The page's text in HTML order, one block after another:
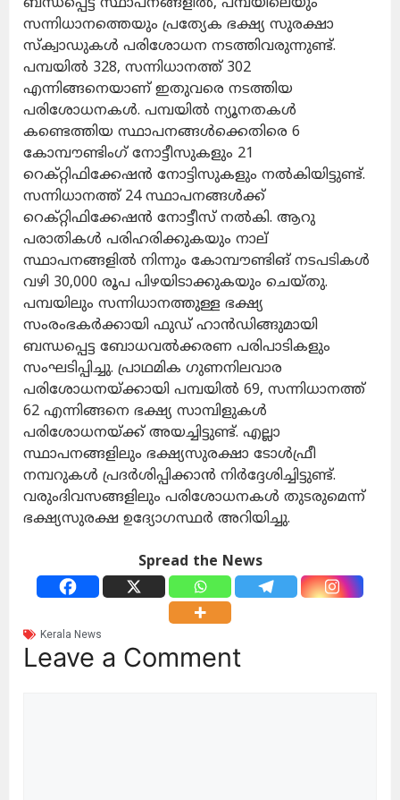
സന്നിധാനത്തെയും പ്രത്യേക ഭക്ഷ്യ സുരക്ഷാ
സ്ക്വാഡുകൾ പരിശോധന നടത്തിവരുന്നുണ്ട്.
പമ്പയിൽ 328, സന്നിധാനത്ത് 302
എന്നിങ്ങനെയാണ് ഇതുവരെ നടത്തിയ
പരിശോധനകൾ. പമ്പയിൽ ന്യൂനതകൾ
കണ്ടെത്തിയ സ്ഥാപനങ്ങൾക്കെതിരെ 6
കോമ്പൗണ്ടിംഗ് നോട്ടീസുകളും 21
റെക്റ്റിഫിക്കേഷൻ നോട്ടിസുകളും നൽകിയിട്ടുണ്ട്.
സന്നിധാനത്ത് 24 സ്ഥാപനങ്ങൾക്ക്
റെക്റ്റിഫിക്കേഷൻ നോട്ടീസ് നൽകി. ആറു
പരാതികൾ പരിഹരിക്കുകയും നാല്
സ്ഥാപനങ്ങളിൽ നിന്നും കോമ്പൗണ്ടിങ് നടപടികൾ
വഴി 30,000 രൂപ പിഴയിടാക്കുകയും ചെയ്തു.
പമ്പയിലും സന്നിധാനത്തുള്ള ഭക്ഷ്യ
സംരംഭകർക്കായി ഫുഡ് ഹാൻഡിങ്ങുമായി
ബന്ധപ്പെട്ട ബോധവൽക്കരണ പരിപാടികളും
സംഘടിപ്പിച്ചു. പ്രാഥമിക ഗുണനിലവാര
പരിശോധനയ്ക്കായി പമ്പയിൽ 69, സന്നിധാനത്ത്
62 എന്നിങ്ങനെ ഭക്ഷ്യ സാമ്പിളുകൾ
പരിശോധനയ്ക്ക് അയച്ചിട്ടുണ്ട്. എല്ലാ
സ്ഥാപനങ്ങളിലും ഭക്ഷ്യസുരക്ഷാ ടോൾഫ്രീ
നമ്പറുകൾ പ്രദർശിപ്പിക്കാൻ നിർദ്ദേശിച്ചിട്ടുണ്ട്.
വരുംദിവസങ്ങളിലും പരിശോധനകൾ തുടരുമെന്ന്
ഭക്ഷ്യസുരക്ഷ ഉദ്യോഗസ്ഥർ അറിയിച്ചു.
Spread the News
Kerala News
Leave a Comment